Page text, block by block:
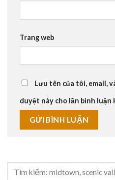
Trang web
Lưu tên của tôi, email,
duyệt này cho lần bình luận